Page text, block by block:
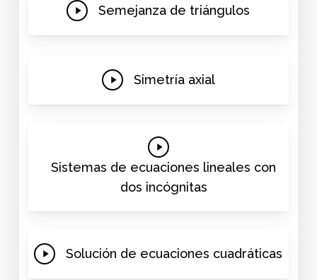
Play
Semejanza de triángulos
Play
Simetría axial
Play
Video
Sistemas de ecuaciones lineales con
dos incógnitas
Play
Solución de ecuaciones cuadráticas